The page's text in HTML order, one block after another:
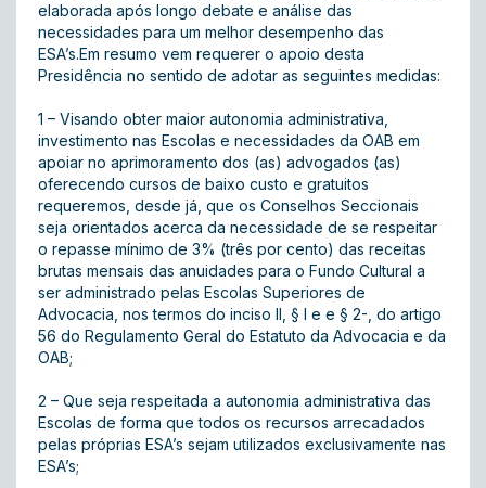
elaborada após longo debate e análise das
necessidades para um melhor desempenho das
ESA’s.Em resumo vem requerer o apoio desta
Presidência no sentido de adotar as seguintes medidas:
1 – Visando obter maior autonomia administrativa,
investimento nas Escolas e necessidades da OAB em
apoiar no aprimoramento dos (as) advogados (as)
oferecendo cursos de baixo custo e gratuitos
requeremos, desde já, que os Conselhos Seccionais
seja orientados acerca da necessidade de se respeitar
o repasse mínimo de 3% (três por cento) das receitas
brutas mensais das anuidades para o Fundo Cultural a
ser administrado pelas Escolas Superiores de
Advocacia, nos termos do inciso II, § l e e § 2-, do artigo
56 do Regulamento Geral do Estatuto da Advocacia e da
OAB;
2 – Que seja respeitada a autonomia administrativa das
Escolas de forma que todos os recursos arrecadados
pelas próprias ESA’s sejam utilizados exclusivamente nas
ESA’s;